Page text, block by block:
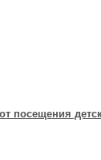
посещения